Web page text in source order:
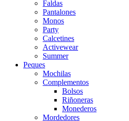
Faldas
Pantalones
Monos
Party
Calcetines
Activewear
Summer
Peques
Mochilas
Complementos
Bolsos
Riñoneras
Monederos
Mordedores